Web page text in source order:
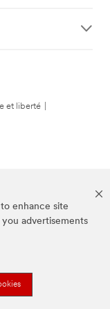
enhance site
advertisements
et liberté